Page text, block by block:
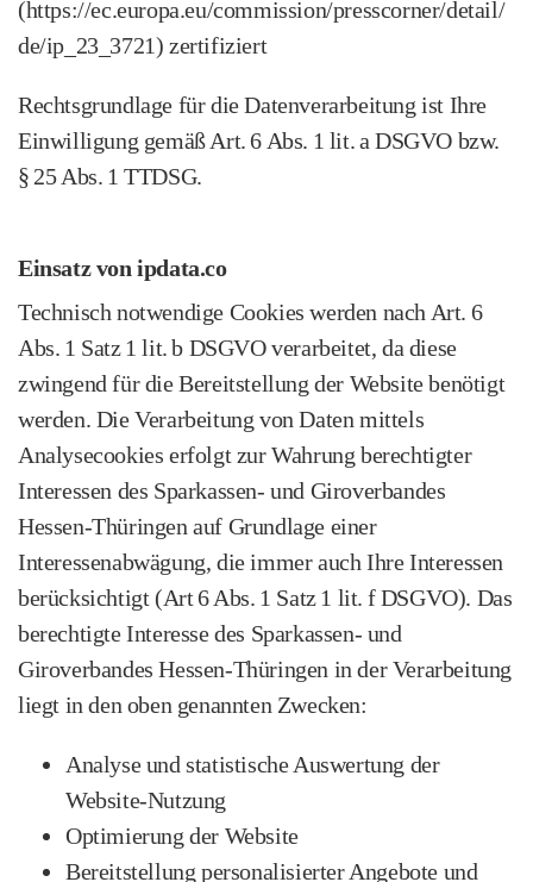
(https://ec.europa.eu/commission/presscorner/detail/
de/ip_23_3721) zertifiziert
Rechtsgrundlage für die Datenverarbeitung ist Ihre
Einwilligung gemäß Art. 6 Abs. 1 lit. a DSGVO bzw.
§ 25 Abs. 1 TTDSG.
Einsatz von ipdata.co
Technisch notwendige Cookies werden nach Art. 6
Abs. 1 Satz 1 lit. b DSGVO verarbeitet, da diese
zwingend für die Bereitstellung der Website benötigt
werden. Die Verarbeitung von Daten mittels
Analysecookies erfolgt zur Wahrung berechtigter
Interessen des Sparkassen‑ und Giroverbandes
Hessen‑Thüringen auf Grundlage einer
Interessenabwägung, die immer auch Ihre Interessen
berücksichtigt (Art 6 Abs. 1 Satz 1 lit. f DSGVO). Das
berechtigte Interesse des Sparkassen‑ und
Giroverbandes Hessen‑Thüringen in der Verarbeitung
liegt in den oben genannten Zwecken:
Analyse und statistische Auswertung der
Website‑Nutzung
Optimierung der Website
Bereitstellung personalisierter Angebote und